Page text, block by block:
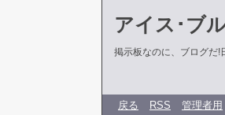
アイス･ブ
掲示板なのに、ブログだ!
戻る RSS 管理者用